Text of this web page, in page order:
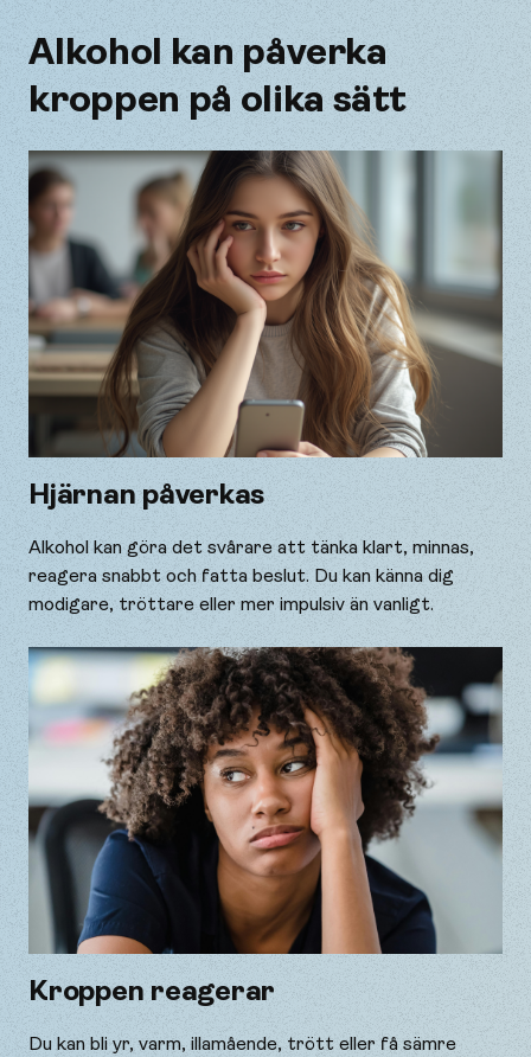
Alkohol kan påverka
kroppen på olika sätt
Hjärnan påverkas
Alkohol kan göra det svårare att tänka klart, minnas,
reagera snabbt och fatta beslut. Du kan känna dig
modigare, tröttare eller mer impulsiv än vanligt.
Kroppen reagerar
Du kan bli yr, varm, illamående, trött eller få sämre